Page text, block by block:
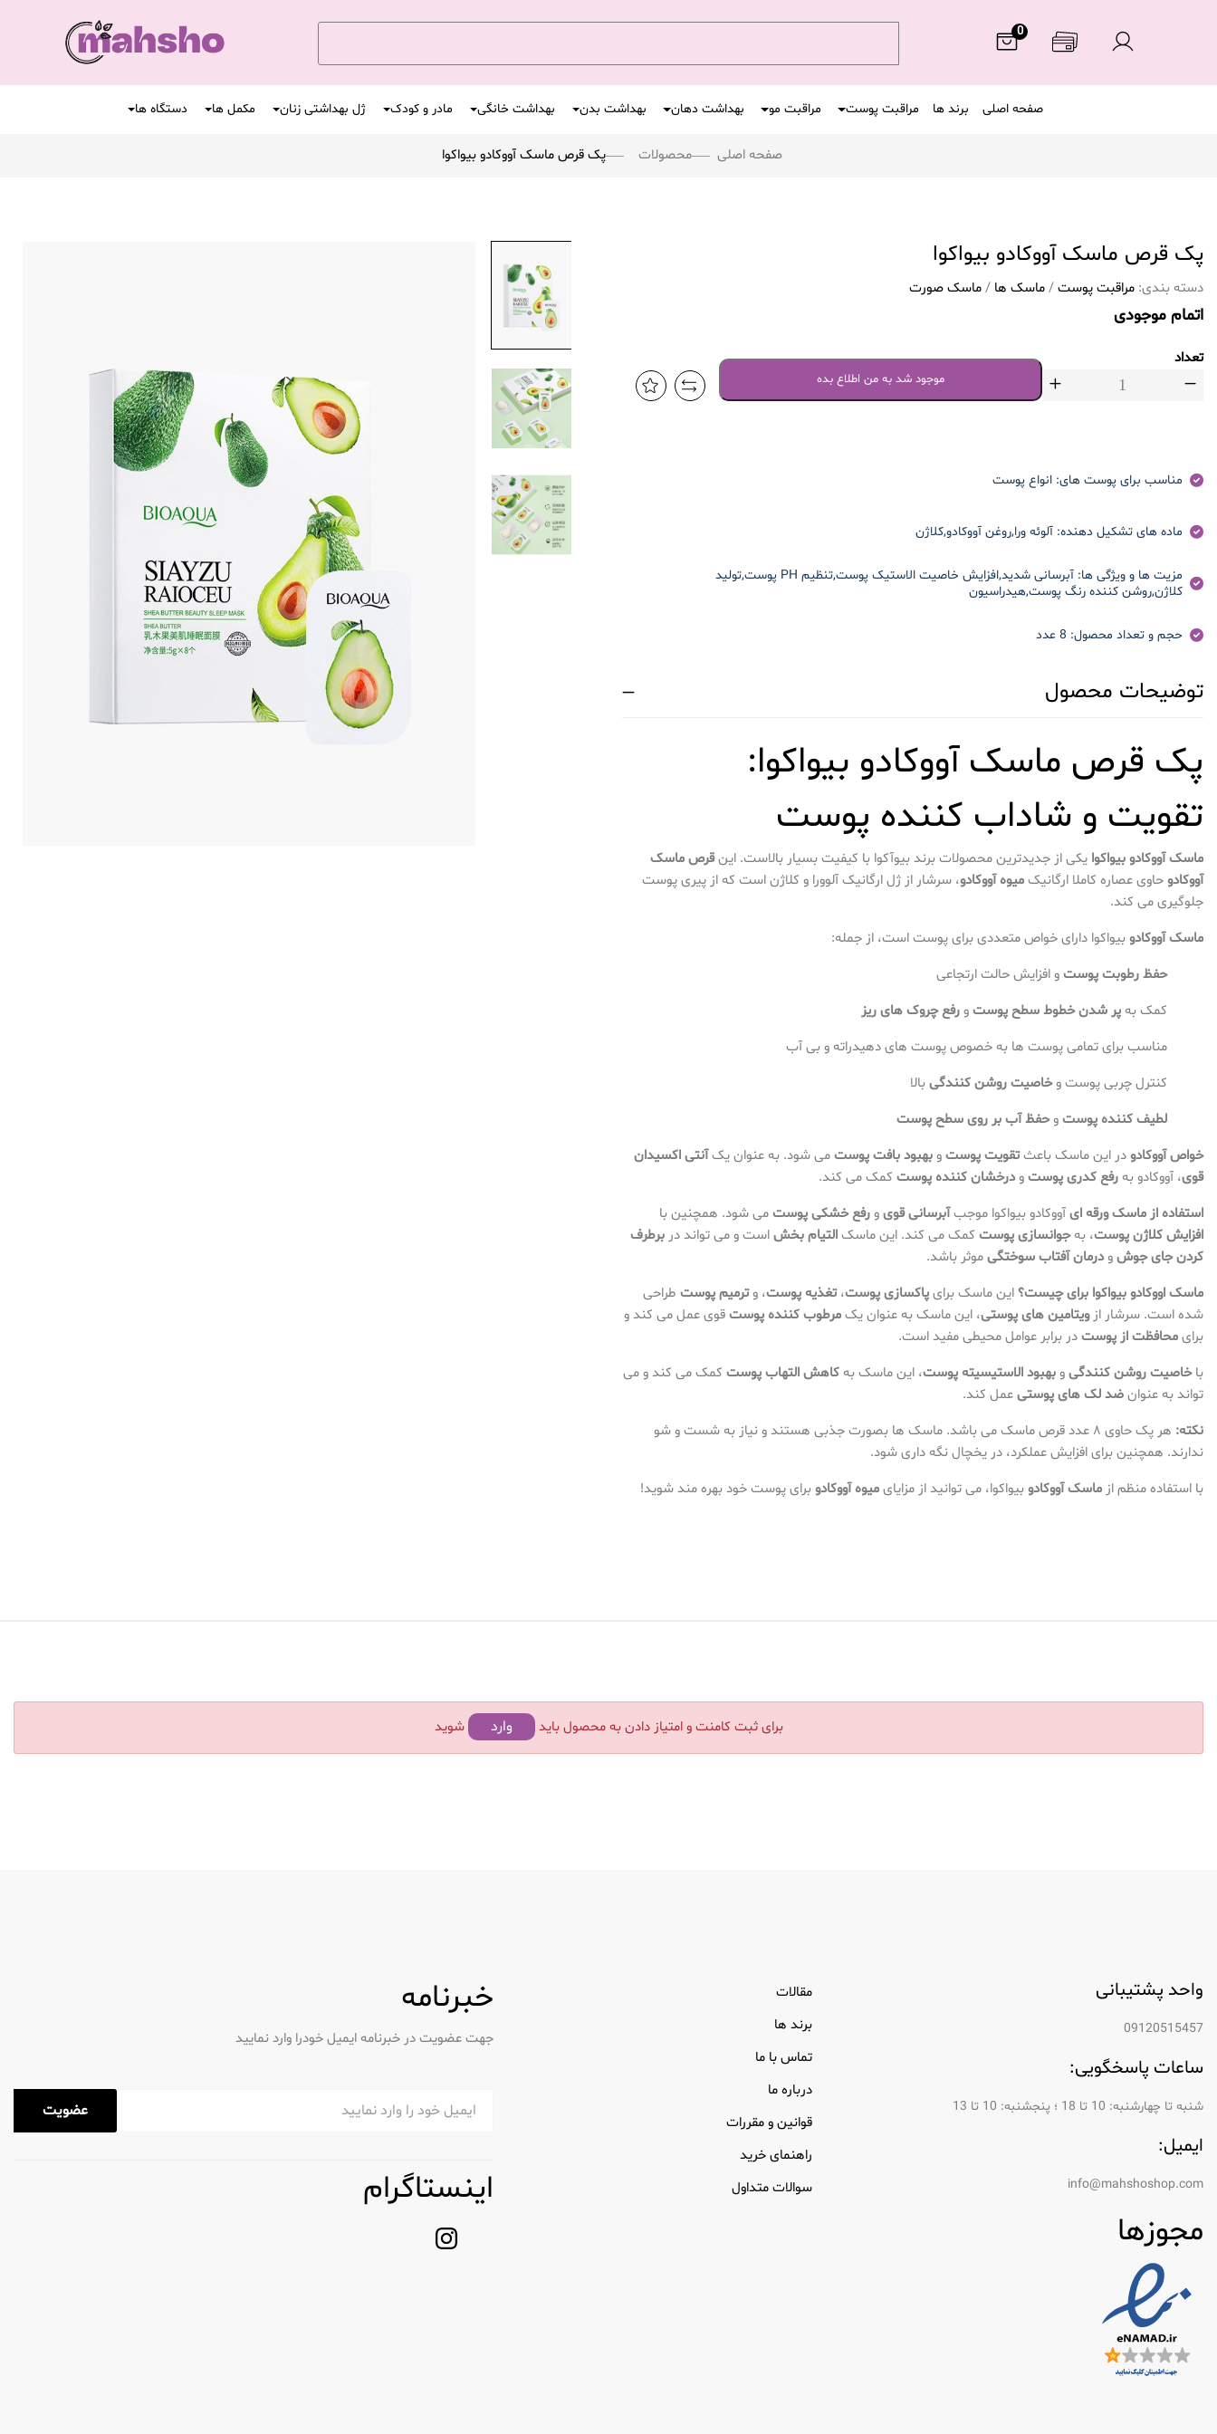
0
صفحه اصلی برند ها مراقبت پوست مراقبت مو بهداشت دهان بهداشت بدن بهداشت خانگی مادر و کودک ژل بهداشتی زنان مکمل ها دستگاه ها
صفحه اصلی محصولات پک قرص ماسک آووکادو بیواکوا
پک قرص ماسک آووکادو بیواکوا
دسته بندی: مراقبت پوست/ماسک ها /ماسک صورت
اتمام موجودی
تعداد
موجود شد به من اطلاع بده
مناسب برای پوست های: انواع پوست
ماده های تشکیل دهنده: آلوئه ورا,روغن آووکادو,کلاژن
مزیت ها و ویژگی ها:
آبرسانی شدید,افزایش خاصیت الاستیک پوست,تنظیم PH پوست,تولید
کلاژن,روشن کننده رنگ پوست,هیدراسیون
حجم و تعداد محصول:
توضیحات محصول
پک قرص ماسک آووکادو بیواکوا:
تقویت و شاداب کننده پوست
ماسک آووکادو بیواکوا یکی از جدیدترین محصولات برند بیوآکوا با کیفیت بسیار بالاست. اینقرص ماسک
آووکادوحاوی عصاره کاملا ارگانیکمیوه آووکادو، سرشار از ژل ارگانیک آلوورا و کلاژن است که از پیری پوست
جلوگیری می کند.
ماسک آووکادوبیواکوا دارای خواص متعددی برای پوست است، از جمله:
حفظ رطوبت پوستو افزایش حالت ارتجاعی
کمک به پر شدن خطوط سطح پوستورفع چروک های ریز
مناسب برای تمامی پوست ها به خصوص پوست های دهیدراته و بی آب
کنترل چربی پوست وخاصیت روشن کنندگیبالا
لطیف کننده پوستوحفظ آب بر روی سطح پوست
خواص آووکادودر این ماسک باعثتقویت پوستوبهبود بافت پوستمی شود. به عنوان یکآنتی اکسیدان
قوی، آووکادو به رفع کدری پوستودرخشان کننده پوست کمک می کند.
استفاده از ماسک ورقه ایآووکادو بیواکوا موجبآبرسانی قویورفع خشکی پوستمی شود. همچنین با
افزایش کلاژن پوست، بهجوانسازی پوست کمک می کند. این ماسکالتیام بخشاست و می تواند دربرطرف
کردن جای جوشودرمان آفتاب سوختگیموثر باشد.
ماسک اووکادو بیواکوا برای چیست؟این ماسک برایپاکسازی پوست،تغذیه پوست، وترمیم پوست طراحی
شده است. سرشار ازویتامین های پوستی، این ماسک به عنوان یکمرطوب کننده پوستقوی عمل می کند و
برایمحافظت از پوستدر برابر عوامل محیطی مفید است.
باخاصیت روشن کنندگیوبهبود الاستیسیته پوست، این ماسک به کاهش التهاب پوست کمک می کند و می
تواند به عنوانضد لک های پوستیعمل کند.
نکته:
هر پک حاوی ۸ عدد قرص ماسک می باشد. ماسک ها بصورت جذبی هستند و نیاز به شست و شو
ندارند. همچنین برای افزایش عملکرد، در یخچال نگه داری شود.
با استفاده منظم ازماسک آووکادوبیواکوا، می توانید از مزایایمیوه آووکادوبرای پوست خود بهره مند شوید!
برای ثبت کامنت و امتیاز دادن به محصول باید وارد شوید
واحد پشتیبانی
09120515457
ساعات پاسخگویی:
شنبه تا چهارشنبه: 10 تا 18 ؛ پنجشنبه: 10 تا 13
ایمیل:
info@mahshoshop.com
مجوزها
مقالات
برند ها
تماس با ما
درباره ما
قوانین و مقررات
راهنمای خرید
سوالات متداول
خبرنامه
جهت عضویت در خبرنامه ایمیل خودرا وارد نمایید
عضویت
اینستاگرام